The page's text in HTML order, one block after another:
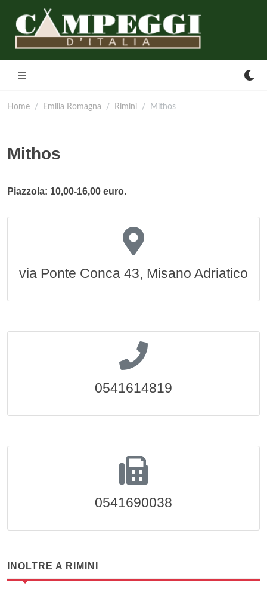
Home Emilia Romagna Rimini Mithos
Mithos
Piazzola: 10,00-16,00 euro.
via Ponte Conca 43, Misano Adriatico
0541614819
0541690038
INOLTRE A RIMINI